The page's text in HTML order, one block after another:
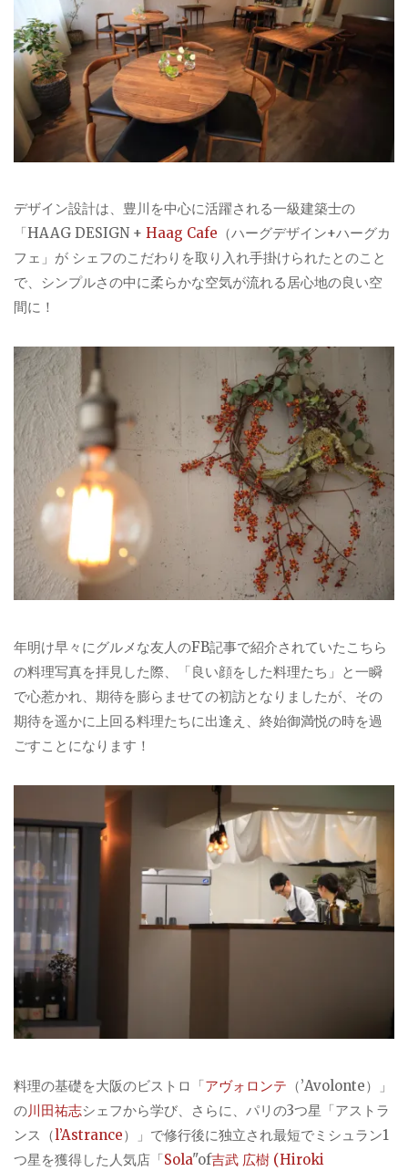
デザイン設計は、豊川を中心に活躍される一級建築士の
「HAAG DESIGN + Haag Cafe （ハーグデザイン+ハーグカ
フェ」が シェフのこだわりを取り入れ手掛けられたとのこと
で、シンプルさの中に柔らかな空気が流れる居心地の良い空
間に！
年明け早々にグルメな友人のFB記事で紹介されていたこちら
の料理写真を拝見した際、「良い顔をした料理たち」と一瞬
で心惹かれ、期待を膨らませての初訪となりましたが、その
期待を遥かに上回る料理たちに出逢え、終始御満悦の時を過
ごすことになります！
料理の基礎を大阪のビストロ「アヴォロンテ （’Avolonte）」
の川田祐志シェフから学び、さらに、パリの3つ星「アストラ
ンス（l’Astrance）」で修行後に独立され最短でミシュラン1
つ星を獲得した人気店「Sola"of吉武 広樹 (Hiroki